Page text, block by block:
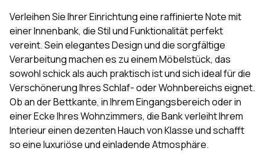
Verleihen Sie Ihrer Einrichtung eine raffinierte Note mit
einer Innenbank, die Stil und Funktionalität perfekt
vereint. Sein elegantes Design und die sorgfältige
Verarbeitung machen es zu einem Möbelstück, das
sowohl schick als auch praktisch ist und sich ideal für die
Verschönerung Ihres Schlaf- oder Wohnbereichs eignet.
Ob an der Bettkante, in Ihrem Eingangsbereich oder in
einer Ecke Ihres Wohnzimmers, die Bank verleiht Ihrem
Interieur einen dezenten Hauch von Klasse und schafft
so eine luxuriöse und einladende Atmosphäre.